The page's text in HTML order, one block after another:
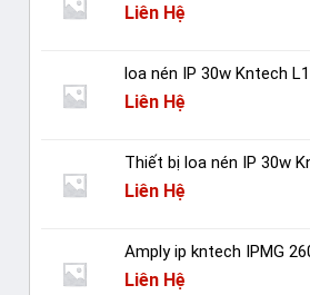
Liên Hệ
loa nén IP 30w Kntech L1
Liên Hệ
Thiết bị loa nén IP 30w
Liên Hệ
Amply ip kntech IPMG
Liên Hệ